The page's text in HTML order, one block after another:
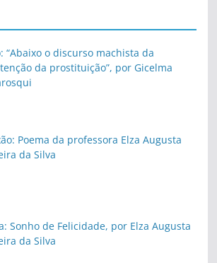
“Abaixo o discurso machista da
da prostituição”, por Gicelma
Poema da professora Elza Augusta
da Silva
Sonho de Felicidade, por Elza Augusta
da Silva